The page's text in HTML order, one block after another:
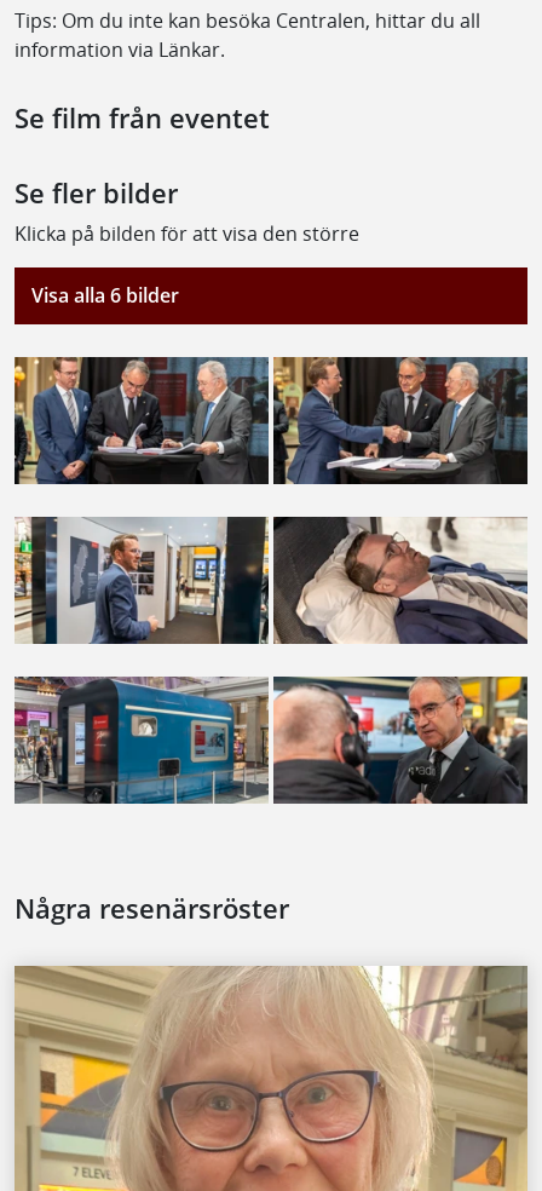
Tips: Om du inte kan besöka Centralen, hittar du all
information via Länkar.
Se film från eventet
Se fler bilder
Klicka på bilden för att visa den större
Visa alla 6 bilder
Några resenärsröster